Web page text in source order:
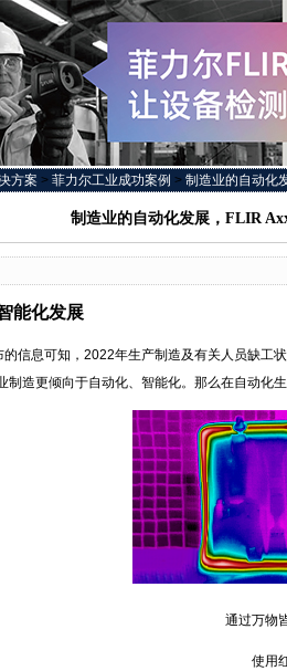
方案 > 菲力尔工业成功案例 > 制造业的自动化
制造业的自动化发展，FLIR
能化发展
息可知，2022年生产制造及有关人员缺工状
制造更倾向于自动化、智能化。那么在自动化
通过万物皆
使用红